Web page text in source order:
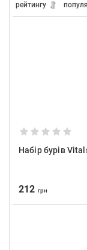
рейтингу
Набір бурів
212 грн